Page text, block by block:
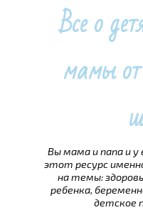
Все о
мамы
Вы мама и папа и у
этот ресурс
на темы:
ребенка,
детское